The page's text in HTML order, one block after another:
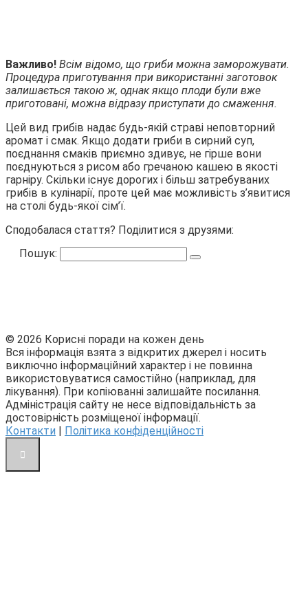
Важливо! Всім відомо, що гриби можна заморожувати.
Процедура приготування при використанні заготовок
залишається такою ж, однак якщо плоди були вже
приготовані, можна відразу приступати до смаження.
Цей вид грибів надає будь-якій страві неповторний
аромат і смак. Якщо додати гриби в сирний суп,
поєднання смаків приємно здивує, не гірше вони
поєднуються з рисом або гречаною кашею в якості
гарніру. Скільки існує дорогих і більш затребуваних
грибів в кулінарії, проте цей має можливість з’явитися
на столі будь-якої сім’ї.
Сподобалася стаття? Поділитися з друзями:
Пошук:
© 2026 Корисні поради на кожен день
Вся інформація взята з відкритих джерел і носить
виключно інформаційний характер і не повинна
використовуватися самостійно (наприклад, для
лікування). При копіюванні залишайте посилання.
Адміністрація сайту не несе відповідальність за
достовірність розміщеної інформації.
Контакти | Політика конфіденційності